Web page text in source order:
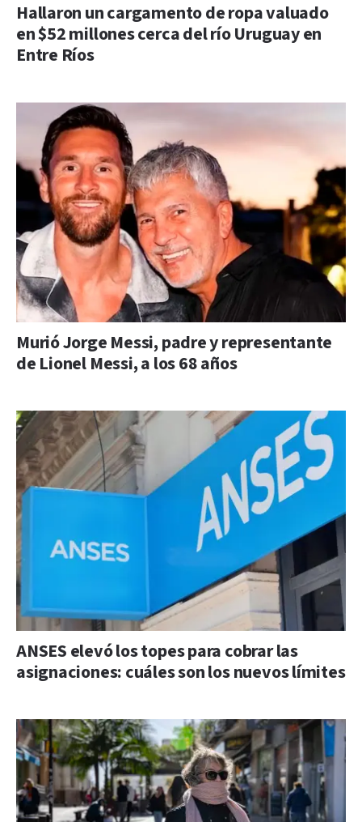
Hallaron un cargamento de ropa valuado
en $52 millones cerca del río Uruguay en
Entre Ríos
Murió Jorge Messi, padre y representante
de Lionel Messi, a los 68 años
ANSES elevó los topes para cobrar las
asignaciones: cuáles son los nuevos límites